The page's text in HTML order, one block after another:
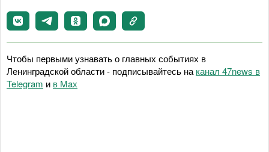
Чтобы первыми узнавать о главных событиях в
Ленинградской области - подписывайтесь на канал 47news в
Telegram и в Maх